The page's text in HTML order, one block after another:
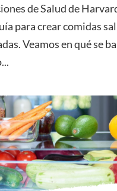
de Salud de
para crear comidas
Veamos en qué se